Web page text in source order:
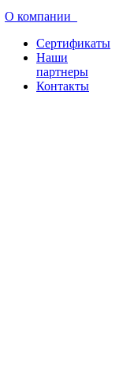
О компании
Сертификаты
Наши
партнеры
Контакты